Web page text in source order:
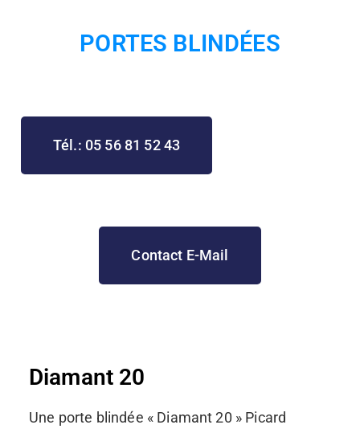
PORTES BLINDÉES
Tél.: 05 56 81 52 43
Contact E-Mail
Diamant 20
Une porte blindée « Diamant 20 » Picard